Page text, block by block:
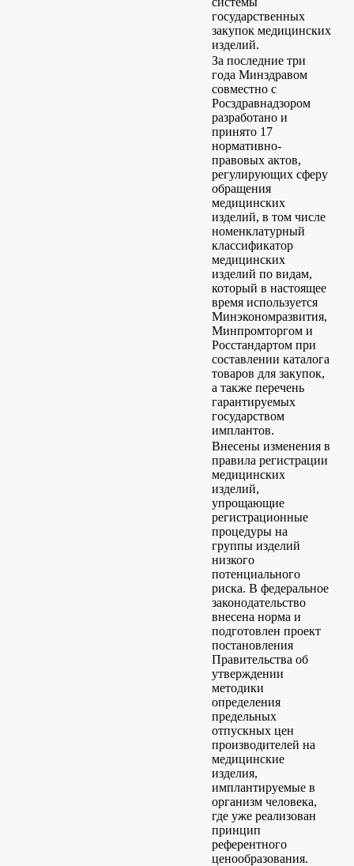
государственных
закупок медицинских
изделий.
За последние три
года Минздравом
совместно с
Росздравнадзором
разработано и
принято 17
нормативно-
правовых актов,
регулирующих сферу
обращения
медицинских
изделий, в том числе
номенклатурный
классификатор
медицинских
изделий по видам,
который в настоящее
время используется
Минэкономразвития,
Минпромторгом и
Росстандартом при
составлении каталога
товаров для закупок,
а также перечень
гарантируемых
государством
имплантов.
Внесены изменения в
правила регистрации
медицинских
изделий,
упрощающие
регистрационные
процедуры на
группы изделий
низкого
потенциального
риска. В федеральное
законодательство
внесена норма и
подготовлен проект
постановления
Правительства об
утверждении
методики
определения
предельных
отпускных цен
производителей на
медицинские
изделия,
имплантируемые в
организм человека,
где уже реализован
принцип
референтного
ценообразования.